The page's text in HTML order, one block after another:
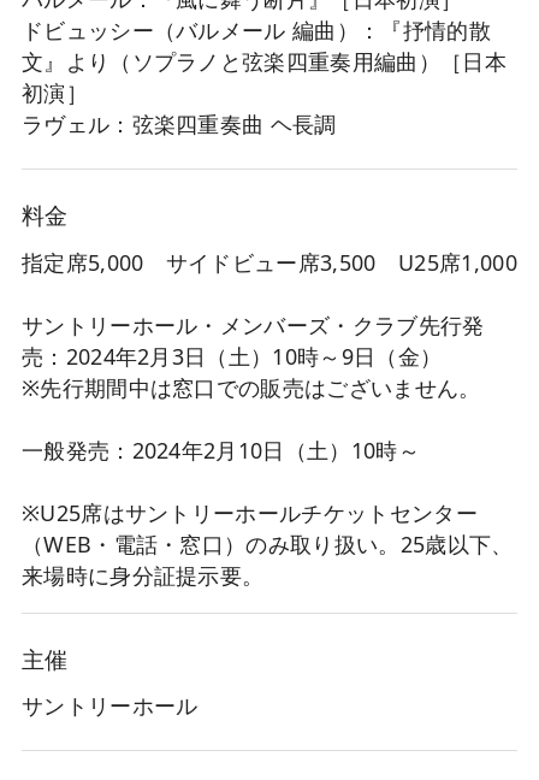
ドビュッシー（バルメール 編曲）：『抒情的散
文』より（ソプラノと弦楽四重奏用編曲）［日本
初演］
ラヴェル：弦楽四重奏曲 ヘ長調
料金
指定席5,000 サイドビュー席3,500 U25席1,000
サントリーホール・メンバーズ・クラブ先行発
売：2024年2月3日（土）10時～9日（金）
※先行期間中は窓口での販売はございません。
一般発売：2024年2月10日（土）10時～
※U25席はサントリーホールチケットセンター
（WEB・電話・窓口）のみ取り扱い。25歳以下、
来場時に身分証提示要。
主催
サントリーホール